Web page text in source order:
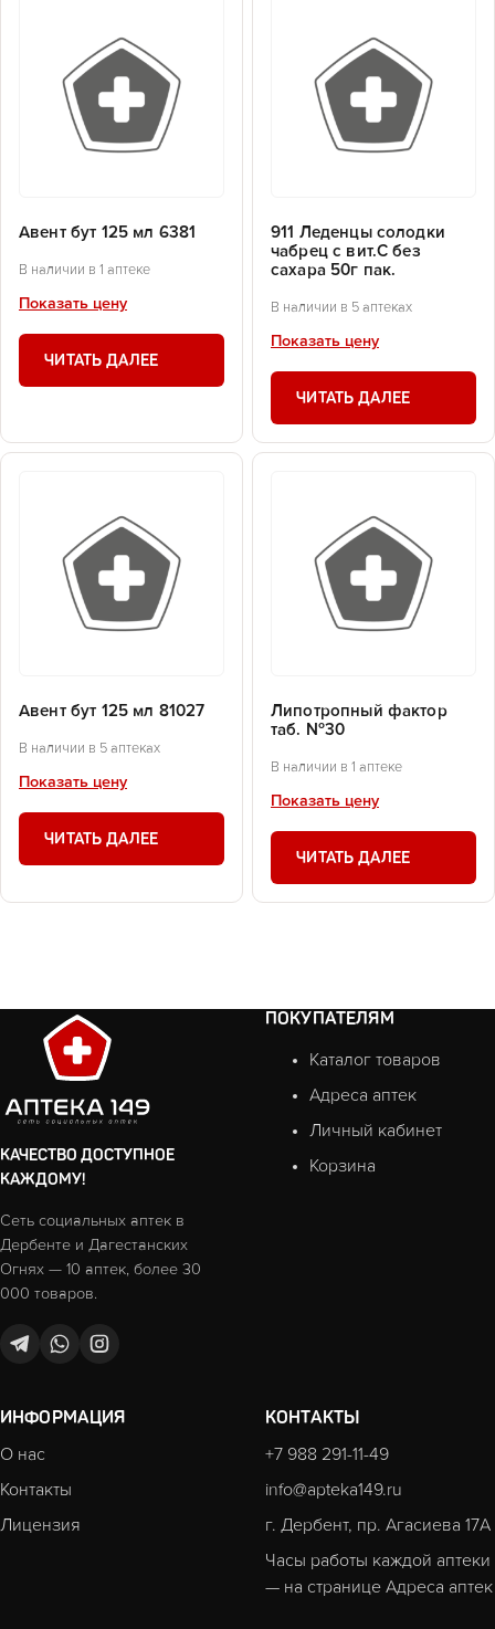
Авент бут 125 мл 6381
В наличии в 1 аптеке
Показать цену
ЧИТАТЬ ДАЛЕЕ
911 Леденцы солодки
чабрец с вит.С без
сахара 50г пак.
В наличии в 5 аптеках
Показать цену
ЧИТАТЬ ДАЛЕЕ
Авент бут 125 мл 81027
В наличии в 5 аптеках
Показать цену
ЧИТАТЬ ДАЛЕЕ
Липотропный фактор
таб. №30
В наличии в 1 аптеке
Показать цену
ЧИТАТЬ ДАЛЕЕ
КАЧЕСТВО ДОСТУПНОЕ
КАЖДОМУ!
Сеть социальных аптек в
Дербенте и Дагестанских
Огнях — 10 аптек, более 30
000 товаров.
ПОКУПАТЕЛЯМ
Каталог товаров
Адреса аптек
Личный кабинет
Корзина
ИНФОРМАЦИЯ
О нас
Контакты
Лицензия
КОНТАКТЫ
+7 988 291-11-49
info@apteka149.ru
г. Дербент, пр. Агасиева 17А
Часы работы каждой аптеки
— на странице Адреса аптек